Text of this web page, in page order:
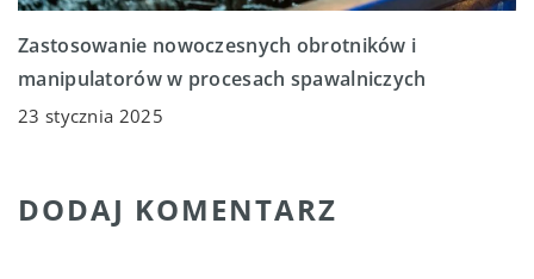
Zastosowanie nowoczesnych obrotników i
manipulatorów w procesach spawalniczych
23 stycznia 2025
DODAJ KOMENTARZ